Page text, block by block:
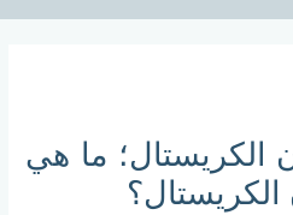
الكريستال؛ ما هي
الكريستال؟